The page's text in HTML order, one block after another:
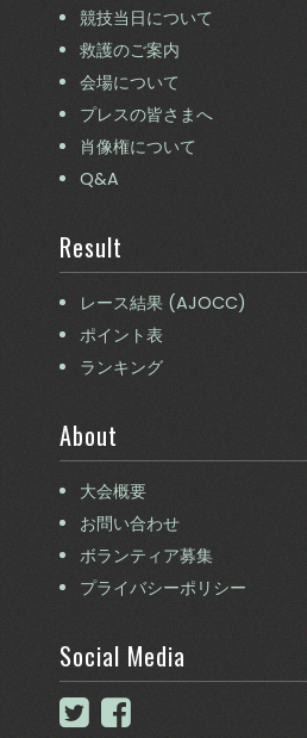
競技当日について
救護のご案内
会場について
プレスの皆さまへ
肖像権について
Q&A
Result
レース結果 (AJOCC)
ポイント表
ランキング
About
大会概要
お問い合わせ
ボランティア募集
プライバシーポリシー
Social Media